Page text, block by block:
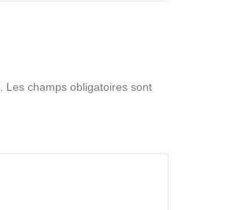
Les champs obligatoires sont